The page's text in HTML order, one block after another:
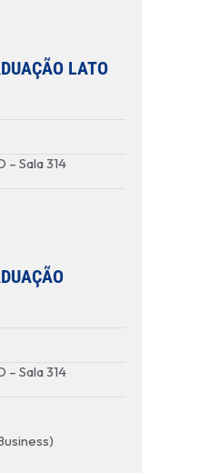
LATO
– Sala 314
– Sala 314